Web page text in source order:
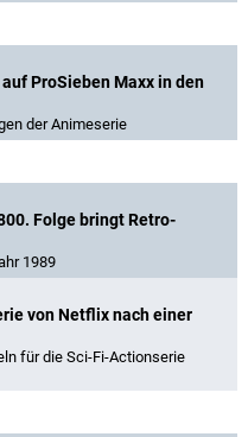
ProSieben Maxx in den
der Animeserie
Folge bringt Retro-
1989
von Netflix nach einer
für die Sci-Fi-Actionserie